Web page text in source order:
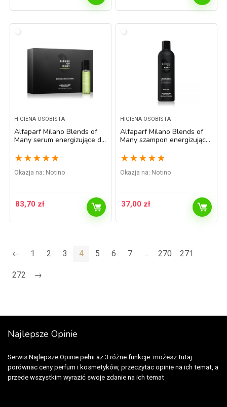
HIGIENA OSOBISTA
Alfaparf Milano Blends of
Many serum energizujące do
zniszczonych 12 x 10 ml
★ ★ ★ ★ ★
Okazja na: Notino
83,70 zł
HIGIENA OSOBISTA
Alfaparf Milano Blends of
Many szampon energizujący
delikatnych 250 ml
★ ★ ★ ★ ★
Okazja na: Notino
37,00 zł
← 1 2 3 4 5 6 7 … 270 271
272 →
Najlepsze Opinie
Serwis Najlepsze Opinie pełni az 3 różne funkcje: możesz tutaj
porównac ceny perfum i kosmetyków, przeczytac opinie na ich temat, a
przede wszystkim wyrazić swoje zdanie na ich temat